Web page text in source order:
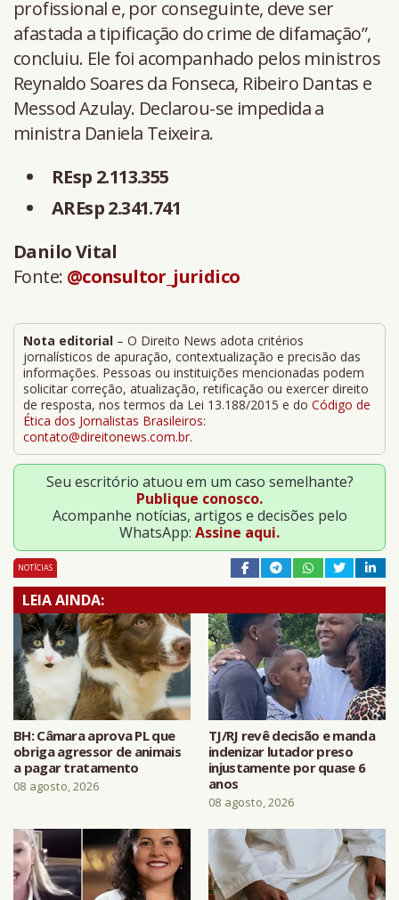
profissional e, por conseguinte, deve ser
afastada a tipificação do crime de difamação”,
concluiu. Ele foi acompanhado pelos ministros
Reynaldo Soares da Fonseca, Ribeiro Dantas e
Messod Azulay. Declarou-se impedida a
ministra Daniela Teixeira.
REsp 2.113.355
AREsp 2.341.741
Danilo Vital
Fonte: @consultor_juridico
Nota editorial – O Direito News adota critérios
jornalísticos de apuração, contextualização e precisão das
informações. Pessoas ou instituições mencionadas podem
solicitar correção, atualização, retificação ou exercer direito
de resposta, nos termos da Lei 13.188/2015 e do Código de
Ética dos Jornalistas Brasileiros:
contato@direitonews.com.br.
Seu escritório atuou em um caso semelhante?
Publique conosco.
Acompanhe notícias, artigos e decisões pelo
WhatsApp: Assine aqui.
NOTÍCIAS
LEIA AINDA:
BH: Câmara aprova PL que
obriga agressor de animais
a pagar tratamento
08 agosto, 2026
TJ/RJ revê decisão e manda
indenizar lutador preso
injustamente por quase 6
anos
08 agosto, 2026